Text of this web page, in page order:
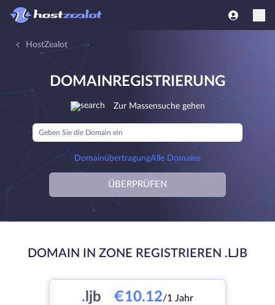
HostZealot
DOMAINREGISTRIERUNG
Zur Massensuche gehen
DomainübertragungAlle Domains
ÜBERPRÜFEN
DOMAIN IN ZONE REGISTRIEREN .LJB
. ljb €10.12/1 Jahr